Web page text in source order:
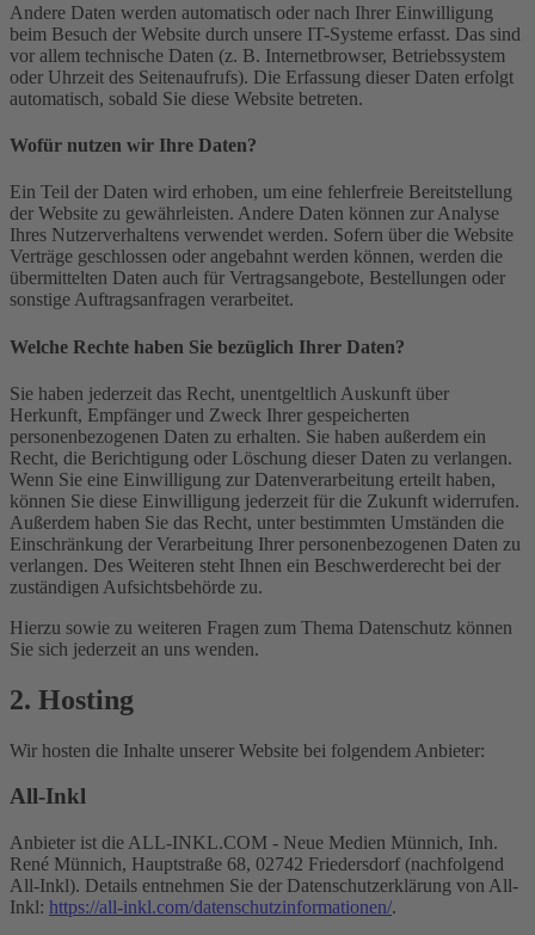
Andere Daten werden automatisch oder nach Ihrer Einwilligung
beim Besuch der Website durch unsere IT-Systeme erfasst. Das sind
vor allem technische Daten (z. B. Internetbrowser, Betriebssystem
oder Uhrzeit des Seitenaufrufs). Die Erfassung dieser Daten erfolgt
automatisch, sobald Sie diese Website betreten.
Wofür nutzen wir Ihre Daten?
Ein Teil der Daten wird erhoben, um eine fehlerfreie Bereitstellung
der Website zu gewährleisten. Andere Daten können zur Analyse
Ihres Nutzerverhaltens verwendet werden. Sofern über die Website
Verträge geschlossen oder angebahnt werden können, werden die
übermittelten Daten auch für Vertragsangebote, Bestellungen oder
sonstige Auftragsanfragen verarbeitet.
Welche Rechte haben Sie bezüglich Ihrer Daten?
Sie haben jederzeit das Recht, unentgeltlich Auskunft über
Herkunft, Empfänger und Zweck Ihrer gespeicherten
personenbezogenen Daten zu erhalten. Sie haben außerdem ein
Recht, die Berichtigung oder Löschung dieser Daten zu verlangen.
Wenn Sie eine Einwilligung zur Datenverarbeitung erteilt haben,
können Sie diese Einwilligung jederzeit für die Zukunft widerrufen.
Außerdem haben Sie das Recht, unter bestimmten Umständen die
Einschränkung der Verarbeitung Ihrer personenbezogenen Daten zu
verlangen. Des Weiteren steht Ihnen ein Beschwerderecht bei der
zuständigen Aufsichtsbehörde zu.
Hierzu sowie zu weiteren Fragen zum Thema Datenschutz können
Sie sich jederzeit an uns wenden.
2. Hosting
Wir hosten die Inhalte unserer Website bei folgendem Anbieter:
All-Inkl
Anbieter ist die ALL-INKL.COM - Neue Medien Münnich, Inh.
René Münnich, Hauptstraße 68, 02742 Friedersdorf (nachfolgend
All-Inkl). Details entnehmen Sie der Datenschutzerklärung von All-
Inkl: https://all-inkl.com/datenschutzinformationen/.